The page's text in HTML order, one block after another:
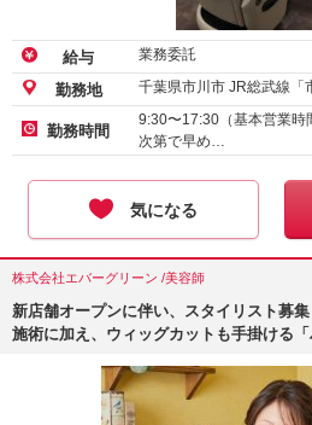
給与 業務委託
勤務地 千葉県市川市 JR総武線「
勤務時間
9:30〜17:30（基本営業時間は
次第で早め…
気になる
株式会社エバーグリーン /美容師
新店舗オープンに伴い、スタイリスト募
施術に加え、ウィッグカットも手掛ける「